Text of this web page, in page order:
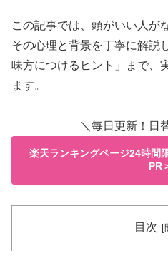
この記事では、頭がいい人が
その心理と背景を丁寧に解説
味方につけるヒント」まで、
ます。
＼毎日更新！日
楽天ランキングページ24時間
PR
目次